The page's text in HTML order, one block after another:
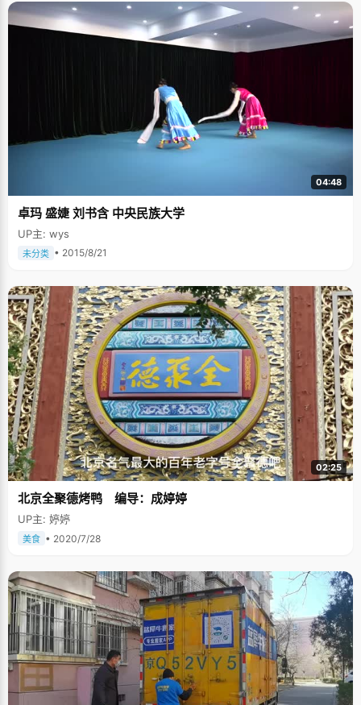
04:48
卓玛 盛婕 刘书含 中央民族大学
UP主: wys
未分类 • 2015/8/21
02:25
北京全聚德烤鸭 编导：成婷婷
UP主: 婷婷
美食 • 2020/7/28